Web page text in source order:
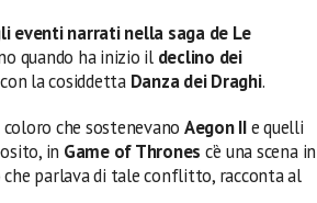
eventi narrati nella saga de Le
quando ha inizio il declino dei
la cosiddetta Danza dei Draghi.
che sostenevano Aegon IIe quelli
in Game of Thrones c’è una scena in
parlava di tale conflitto, racconta al